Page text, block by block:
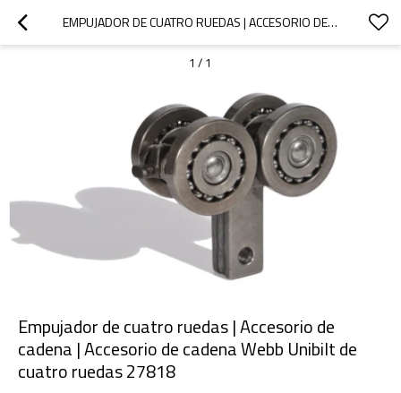
EMPUJADOR DE CUATRO RUEDAS | ACCESORIO DE CADENA | ACCESORIO DE CADENA WEBB UNIBILT DE CUATRO RUEDAS 27818
1 / 1
Empujador de cuatro ruedas | Accesorio de
cadena | Accesorio de cadena Webb Unibilt de
cuatro ruedas 27818